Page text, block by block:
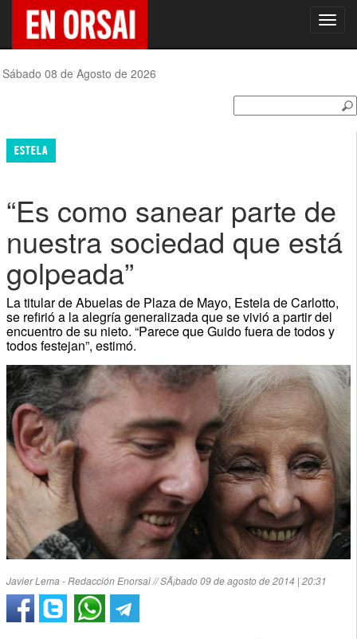
Sábado 08 de Agosto de 2026
ESTELA
“Es como sanear parte de
nuestra sociedad que está
golpeada”
La titular de Abuelas de Plaza de Mayo, Estela de Carlotto,
se refirió a la alegría generalizada que se vivió a partir del
encuentro de su nieto. “Parece que Guido fuera de todos y
todos festejan”, estimó.
Javier Lema - Redacción Enorsai // SÃ¡bado 09 de agosto de 2014 | 20:31